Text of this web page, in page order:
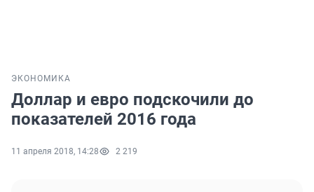
ЭКОНОМИКА
Доллар и евро подскочили до
показателей 2016 года
11 апреля 2018, 14:28 2 219